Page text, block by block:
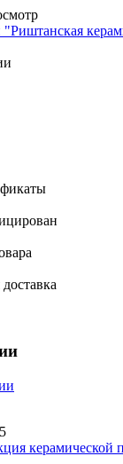
керамической